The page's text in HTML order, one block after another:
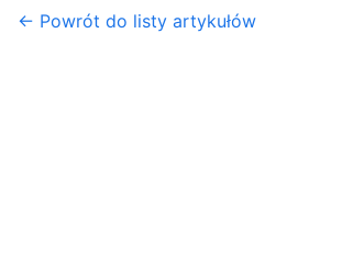
← Powrót do listy artykułów